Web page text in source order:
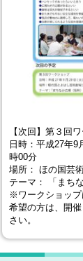
【次回】第３回
日時：平成27年9
時00分
場所： ほの国芸
テーマ： 「まち
※ワークショッ
希望の方は、開
さい。